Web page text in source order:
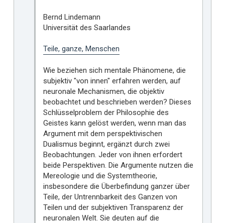
Bernd Lindemann
Universität des Saarlandes
Teile, ganze, Menschen
Wie beziehen sich mentale Phänomene, die
subjektiv "von innen" erfahren werden, auf
neuronale Mechanismen, die objektiv
beobachtet und beschrieben werden? Dieses
Schlüsselproblem der Philosophie des
Geistes kann gelöst werden, wenn man das
Argument mit dem perspektivischen
Dualismus beginnt, ergänzt durch zwei
Beobachtungen. Jeder von ihnen erfordert
beide Perspektiven. Die Argumente nutzen die
Mereologie und die Systemtheorie,
insbesondere die Überbefindung ganzer über
Teile, der Untrennbarkeit des Ganzen von
Teilen und der subjektiven Transparenz der
neuronalen Welt. Sie deuten auf die